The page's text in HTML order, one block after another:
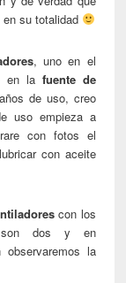
su totalidad
, uno en el
en la fuente de
de uso, creo
uso empieza a
con fotos el
con aceite
con los
dos y en
la